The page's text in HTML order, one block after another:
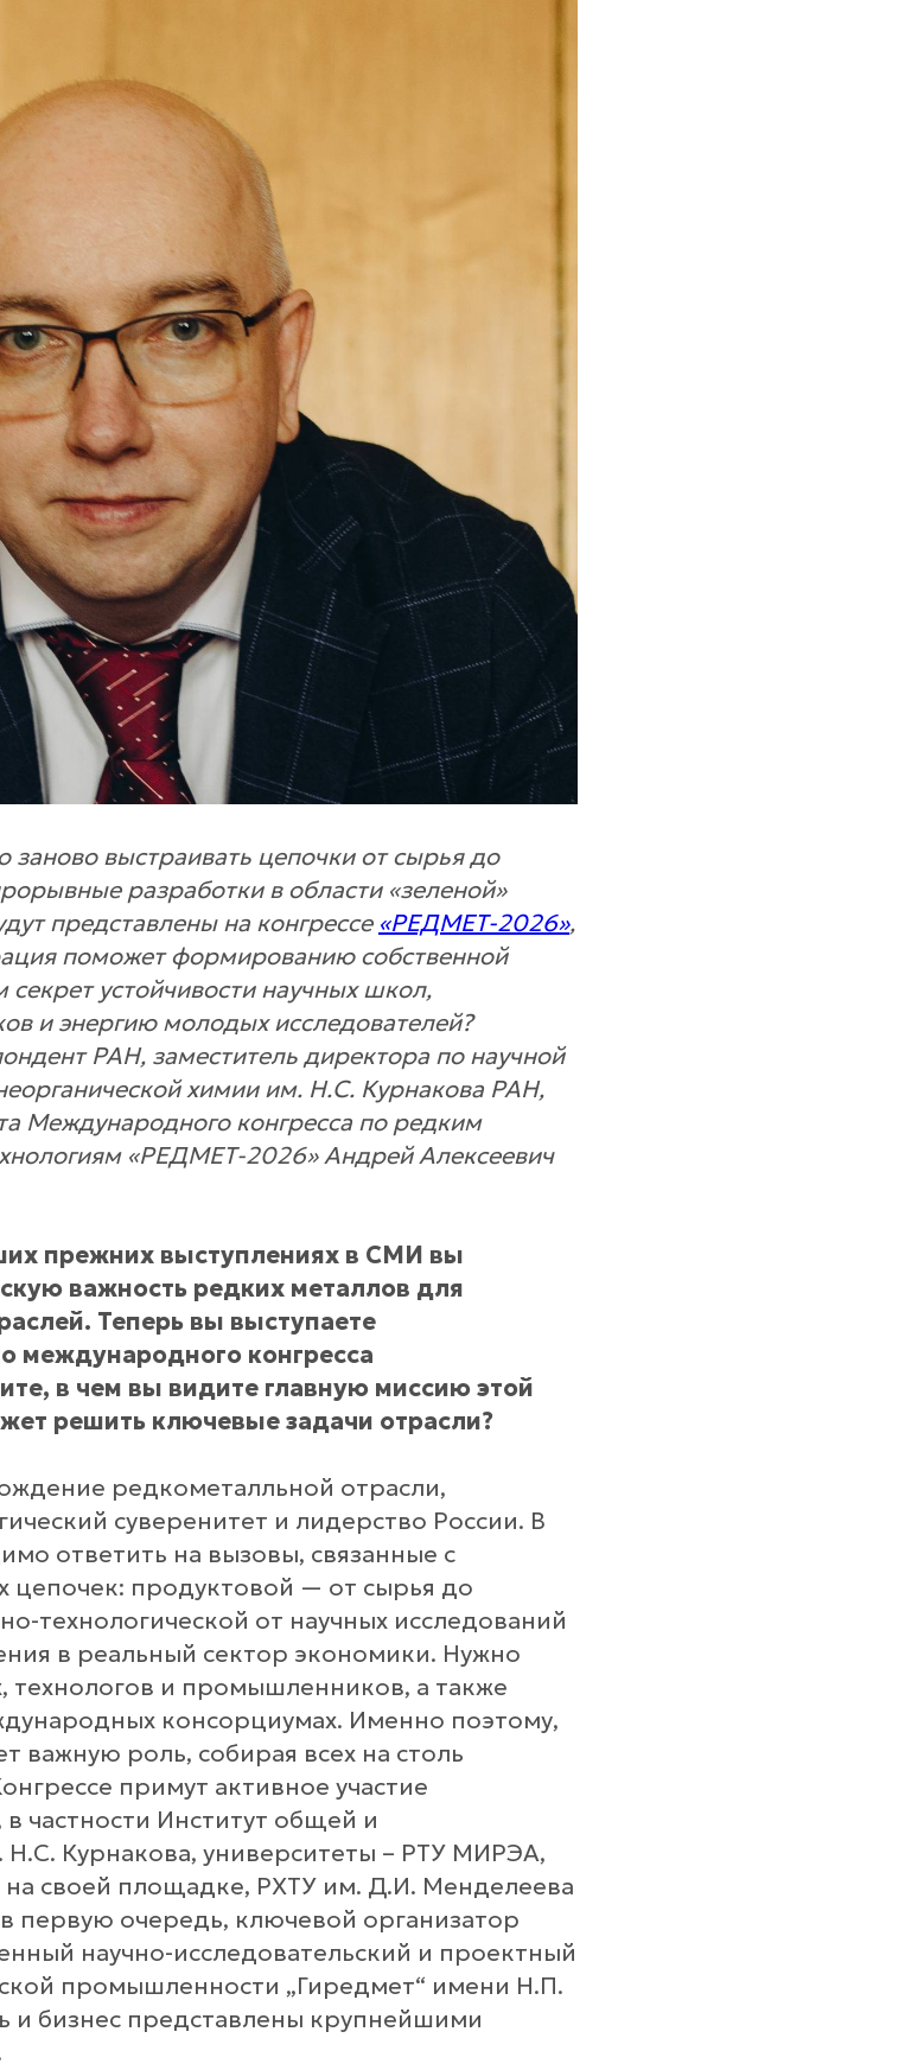
заново выстраивать цепочки от сырья до
разработки в области «зеленой»
представлены на конгрессе «РЕДМЕТ-2026»,
поможет формированию собственной
секрет устойчивости научных школ,
и энергию молодых исследователей?
РАН, заместитель директора по научной
химии им. Н.С. Курнакова РАН,
Международного конгресса по редким
«РЕДМЕТ-2026» Андрей Алексеевич
прежних выступлениях в СМИ вы
важность редких металлов для
Теперь вы выступаете
международного конгресса
в чем вы видите главную миссию этой
решить ключевые задачи отрасли?
редкометалльной отрасли,
суверенитет и лидерство России. В
ответить на вызовы, связанные с
продуктовой — от сырья до
технологической от научных исследований
в реальный сектор экономики. Нужно
технологов и промышленников, а также
консорциумах. Именно поэтому,
важную роль, собирая всех на столь
примут активное участие
частности Институт общей и
Курнакова, университеты – РТУ МИРЭА,
своей площадке, РХТУ им. Д.И. Менделеева
первую очередь, ключевой организатор
научно-исследовательский и проектный
промышленности „Гиредмет“ имени Н.П.
бизнес представлены крупнейшими